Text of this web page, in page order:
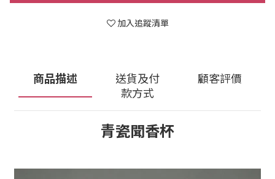
加入追蹤清單
商品描述
送貨及付
款方式
顧客評價
青瓷聞香杯